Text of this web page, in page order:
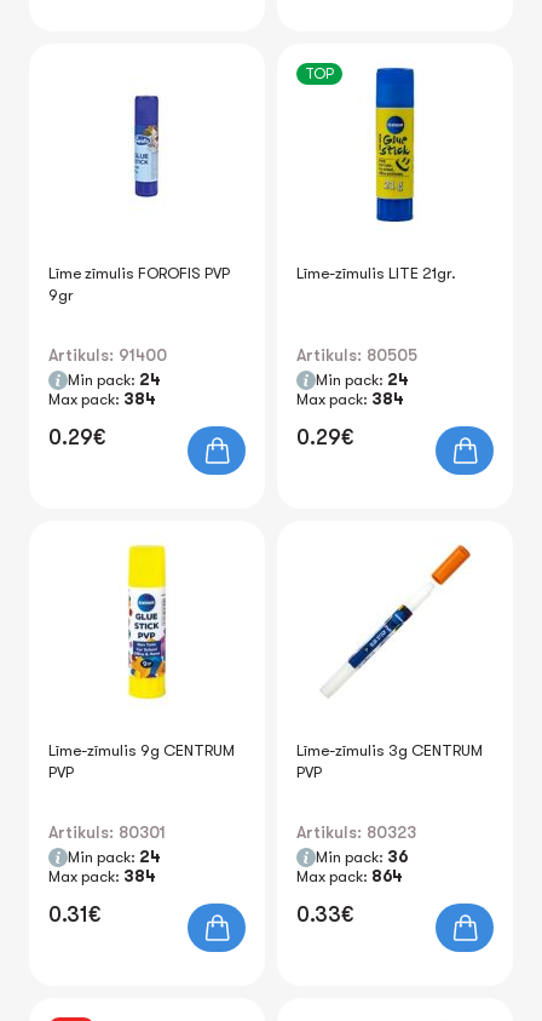
Līme zīmulis FOROFIS PVP
9gr
Artikuls: 91400
Min pack: 24
Max pack: 384
0.29€
TOP
Līme-zīmulis LITE 21gr.
Artikuls: 80505
Min pack: 24
Max pack: 384
0.29€
Līme-zīmulis 9g CENTRUM
PVP
Artikuls: 80301
Min pack: 24
Max pack: 384
0.31€
Līme-zīmulis 3g CENTRUM
PVP
Artikuls: 80323
Min pack: 36
Max pack: 864
0.33€